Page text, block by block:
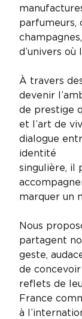
parfumeurs,
d’univers où
À travers
devenir
de prestige
et l’art de
dialogue
identité
singulière, il
marquer un
Nous
partagent
geste,
de concevoir
reflets de
France
à